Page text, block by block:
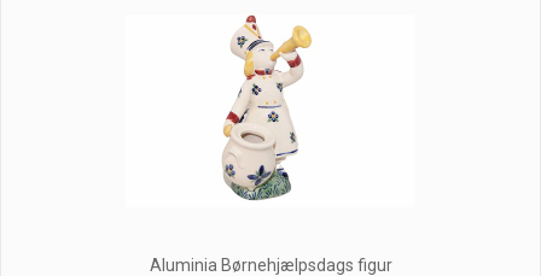
Aluminia Børnehjælpsdags figur